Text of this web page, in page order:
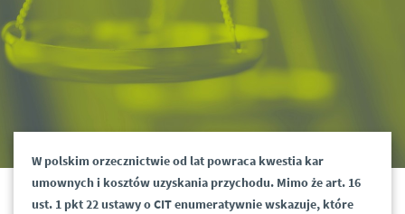
W polskim orzecznictwie od lat powraca kwestia kar
umownych i kosztów uzyskania przychodu. Mimo że art. 16
ust. 1 pkt 22 ustawy o CIT enumeratywnie wskazuje, które